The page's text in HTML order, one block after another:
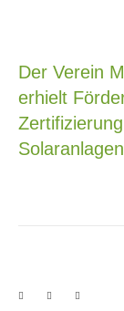
Der Verein
erhielt